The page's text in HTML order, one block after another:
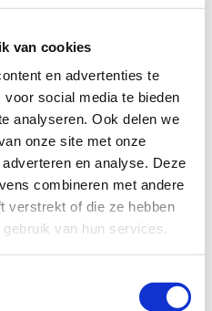
van cookies
en advertenties te
social media te bieden
analyseren. Ook delen we
onze site met onze
en analyse. Deze
combineren met andere
verstrekt of die ze hebben
van hun services.
pompelement incl. timer, 2e